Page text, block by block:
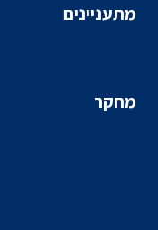
מתעניינים
מחקר